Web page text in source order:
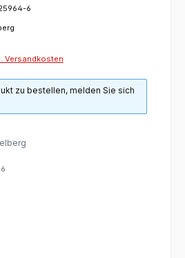
6
Versandkosten
zu bestellen, melden Sie sich